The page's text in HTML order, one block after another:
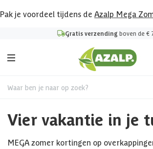
Pak je voordeel tijdens de Azalp Mega
Gratis verzending boven de €
Waar ben je naar op zoek?
Vier vakantie in je
MEGA zomer kortingen op